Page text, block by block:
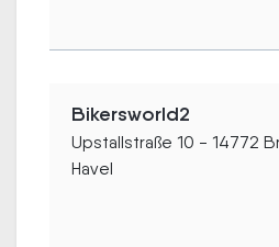
Bikersworld2
Upstallstraße 10 - 14772
Havel